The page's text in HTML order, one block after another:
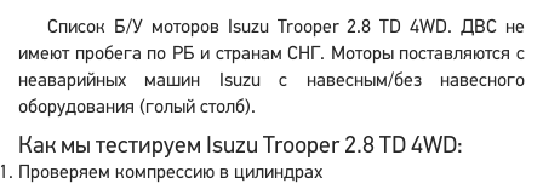
Список Б/У моторов Isuzu Trooper 2.8 TD 4WD. ДВС не
имеют пробега по РБ и странам СНГ. Моторы поставляются с
неаварийных машин Isuzu с навесным/без навесного
оборудования (голый столб).
Как мы тестируем Isuzu Trooper 2.8 TD 4WD:
Проверяем компрессию в цилиндрах